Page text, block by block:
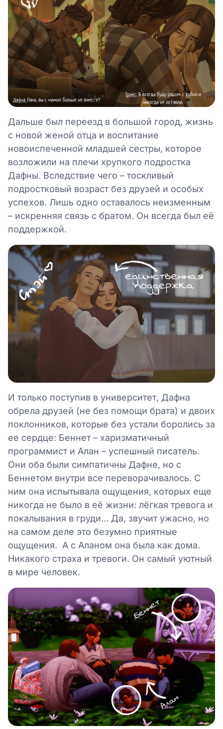
Дальше был переезд в большой город, жизнь
с новой женой отца и воспитание
новоиспеченной младшей сестры, которое
возложили на плечи хрупкого подростка
Дафны. Вследствие чего – тоскливый
подростковый возраст без друзей и особых
успехов. Лишь одно оставалось неизменным
– искренняя связь с братом. Он всегда был её
поддержкой.
И только поступив в университет, Дафна
обрела друзей (не без помощи брата) и двоих
поклонников, которые без устали боролись за
ее сердце: Беннет – харизматичный
программист и Алан – успешный писатель.
Они оба были симпатичны Дафне, но с
Беннетом внутри все переворачивалось. С
ним она испытывала ощущения, которых еще
никогда не было в её жизни: лёгкая тревога и
покалывания в груди... Да, звучит ужасно, но
на самом деле это безумно приятные
ощущения. А с Аланом она была как дома.
Никакого страха и тревоги. Он самый уютный
в мире человек.